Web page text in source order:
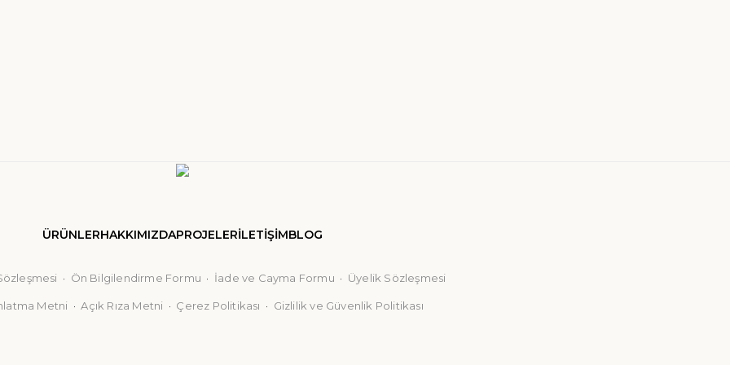
ÜRÜNLERHAKKIMIZDAPROJELERİLETİŞİMBLOG
· Ön Bilgilendirme Formu · İade ve Cayma Formu · Üyelik Sözleşmesi
Metni ·Açık Rıza Metni · Çerez Politikası · Gizlilik ve Güvenlik Politikası